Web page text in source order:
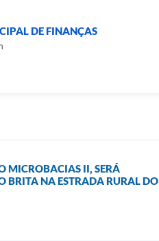
DE FINANÇAS
MICROBACIAS II, SERÁ
BRITA NA ESTRADA RURAL DO